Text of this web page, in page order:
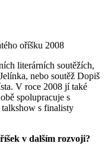
oříšku 2008
literárních soutěžích,
nebo soutěž Dopiš
V roce 2008 jí také
spolupracuje s
s finalisty
v dalším rozvoji?